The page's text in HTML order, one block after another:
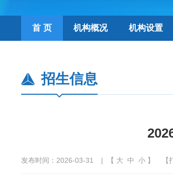
首 页 机构概况 机构设置
招生信息
发布时间：2026-03-31 | 【 大 中 小 】 【